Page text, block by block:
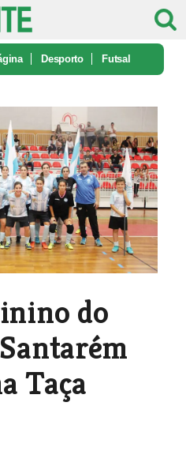
Desporto Futsal
do
Taça